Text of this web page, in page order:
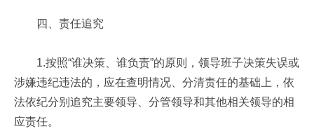
四、责任追究
1.按照“谁决策、谁负责”的原则，领导班子决策失误或
涉嫌违纪违法的，应在查明情况、分清责任的基础上，依
法依纪分别追究主要领导、分管领导和其他相关领导的相
应责任。